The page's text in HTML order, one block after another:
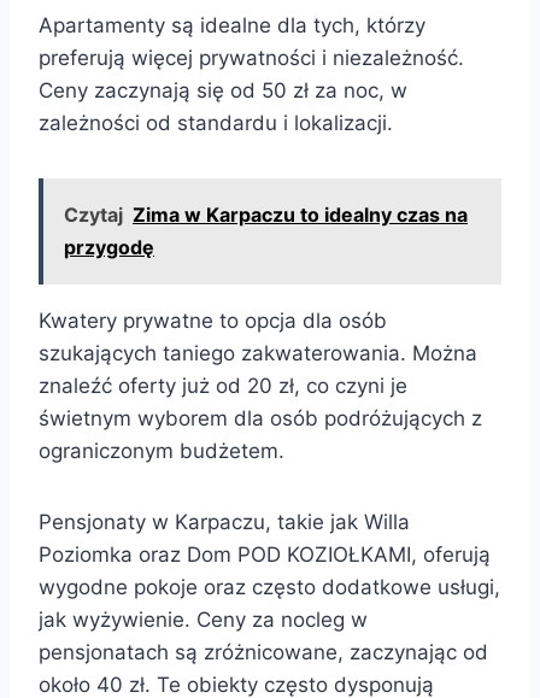
Apartamenty są idealne dla tych, którzy
preferują więcej prywatności i niezależność.
Ceny zaczynają się od 50 zł za noc, w
zależności od standardu i lokalizacji.
Czytaj Zima w Karpaczu to idealny czas na
przygodę
Kwatery prywatne to opcja dla osób
szukających taniego zakwaterowania. Można
znaleźć oferty już od 20 zł, co czyni je
świetnym wyborem dla osób podróżujących z
ograniczonym budżetem.
Pensjonaty w Karpaczu, takie jak Willa
Poziomka oraz Dom POD KOZIOŁKAMI, oferują
wygodne pokoje oraz często dodatkowe usługi,
jak wyżywienie. Ceny za nocleg w
pensjonatach są zróżnicowane, zaczynając od
około 40 zł. Te obiekty często dysponują